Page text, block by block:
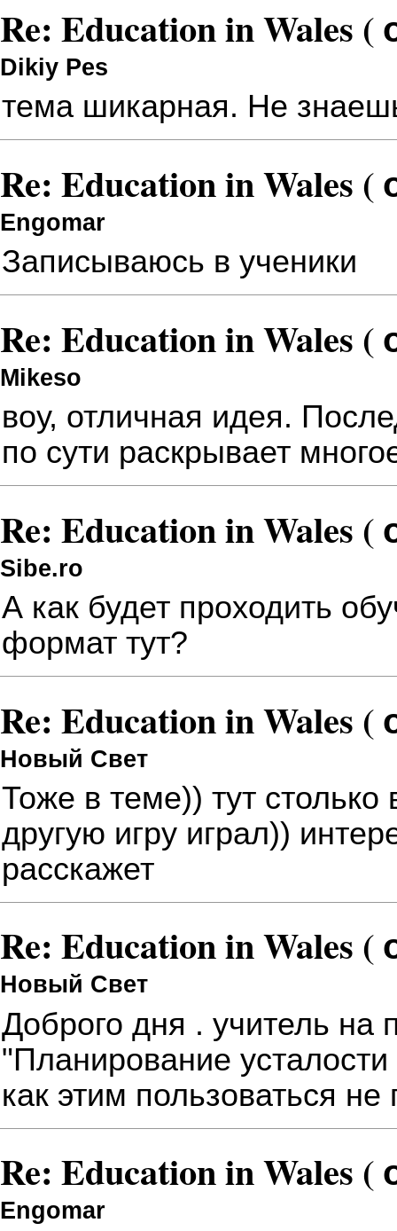
Re: Education in Wales
Dikiy Pes
тема шикарная. Не
Re: Education in Wales
Engomar
Записываюсь в ученики
Re: Education in Wales
Mikeso
воу, отличная идея.
по сути раскрывает
Re: Education in Wales
Sibe.ro
А как будет проходить
формат тут?
Re: Education in Wales
Новый Свет
Тоже в теме)) тут столько
другую игру играл))
расскажет
Re: Education in Wales
Новый Свет
Доброго дня . учитель
"Планирование
как этим пользоваться не
Re: Education in Wales
Engomar